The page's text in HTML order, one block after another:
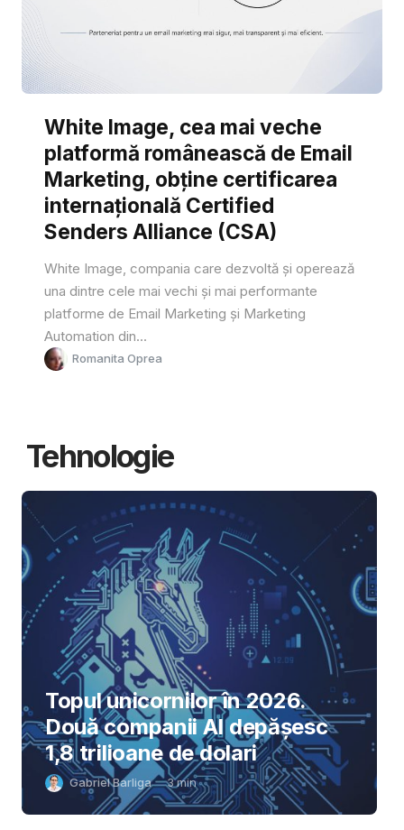
White Image, cea mai veche
platformă românească de Email
Marketing, obține certificarea
internațională Certified
Senders Alliance (CSA)
White Image, compania care dezvoltă și operează
una dintre cele mai vechi și mai performante
platforme de Email Marketing și Marketing
Automation din...
Romanita Oprea
Tehnologie
Topul unicornilor în 2026.
Două companii AI depășesc
1,8 trilioane de dolari
Gabriel Barliga 3min